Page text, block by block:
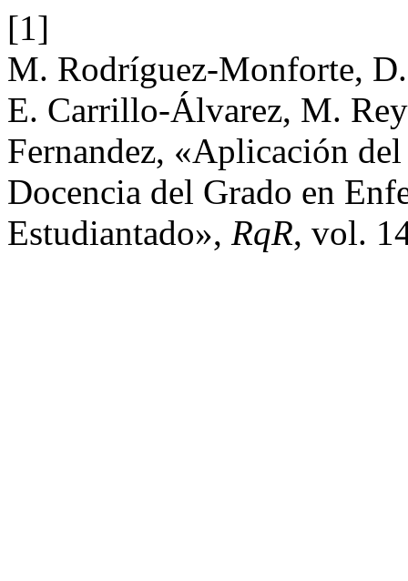
[1]
M. Rodríguez-Monforte,
E. Carrillo-Álvarez, M.
Fernandez, «Aplicación
Docencia del Grado en
Estudiantado», RqR, vol.